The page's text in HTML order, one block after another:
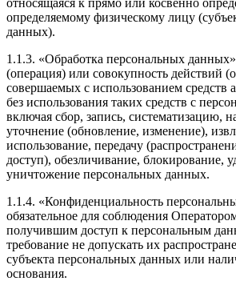
относящаяся к прямо или косвенно
определяемому физическому лицу
данных).
1.1.3. «Обработка персональных
(операция) или совокупность действий
совершаемых с использованием средств
без использования таких средств с
включая сбор, запись, систематизацию,
уточнение (обновление, изменение),
использование, передачу
доступ), обезличивание, блокирование,
уничтожение персональных данных.
1.1.4. «Конфиденциальность
обязательное для соблюдения
получившим доступ к персональным
требование не допускать их
субъекта персональных данных или
основания.